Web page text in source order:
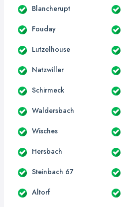
Blancherupt
Fouday
Lutzelhouse
Natzwiller
Schirmeck
Waldersbach
Wisches
Hersbach
Steinbach 67
Altorf